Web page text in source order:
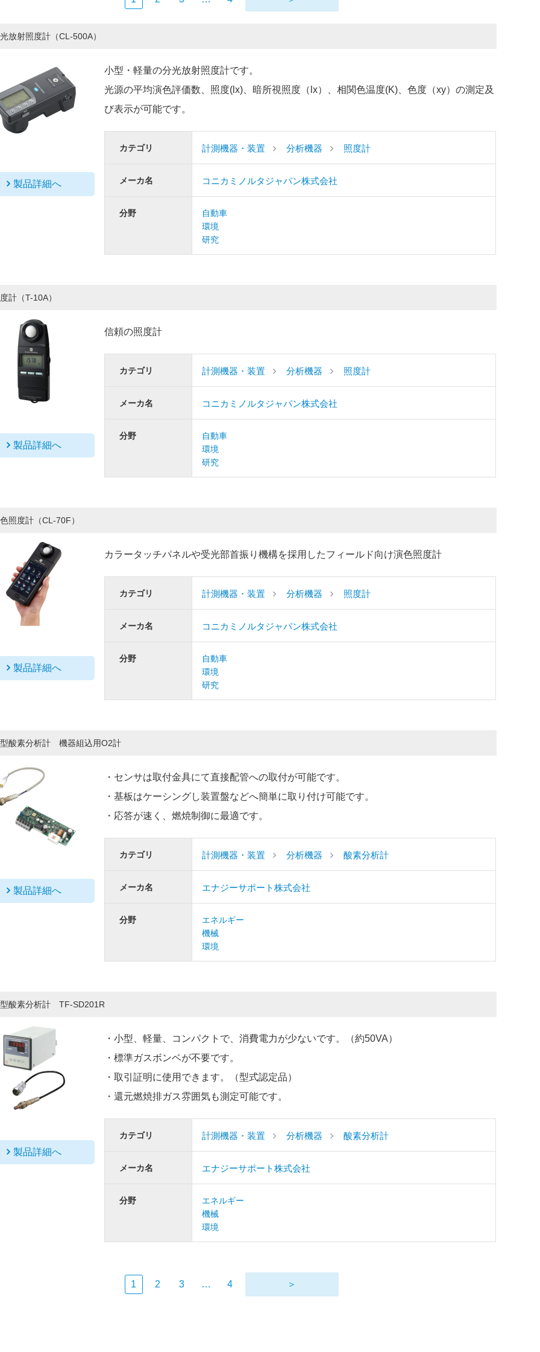
放射照度計（CL-500A）
製品詳細へ
小型・軽量の分光放射照度計です。
光源の平均演色評価数、照度(lx)、暗所視照度（lx）、相関色温度(K)、色度（xy）の測定及
び表示が可能です。
カテゴリ 計測機器・装置 分析機器 照度計
メーカ名 コニカミノルタジャパン株式会社
分野
自動車
環境
研究
計（T-10A）
製品詳細へ
信頼の照度計
カテゴリ 計測機器・装置 分析機器 照度計
メーカ名 コニカミノルタジャパン株式会社
分野
自動車
環境
研究
照度計（CL-70F）
製品詳細へ
カラータッチパネルや受光部首振り機構を採用したフィールド向け演色照度計
カテゴリ 計測機器・装置 分析機器 照度計
メーカ名 コニカミノルタジャパン株式会社
分野
自動車
環境
研究
酸素分析計 機器組込用O2計
製品詳細へ
・センサは取付金具にて直接配管への取付が可能です。
・基板はケーシングし装置盤などへ簡単に取り付け可能です。
・応答が速く、燃焼制御に最適です。
カテゴリ 計測機器・装置 分析機器 酸素分析計
メーカ名 エナジーサポート株式会社
分野
エネルギー
機械
環境
酸素分析計 TF-SD201R
製品詳細へ
・小型、軽量、コンパクトで、消費電力が少ないです。（約50VA）
・標準ガスボンベが不要です。
・取引証明に使用できます。（型式認定品）
・還元燃焼排ガス雰囲気も測定可能です。
カテゴリ 計測機器・装置 分析機器 酸素分析計
メーカ名 エナジーサポート株式会社
分野
エネルギー
機械
環境
1 2 3 … 4 ＞